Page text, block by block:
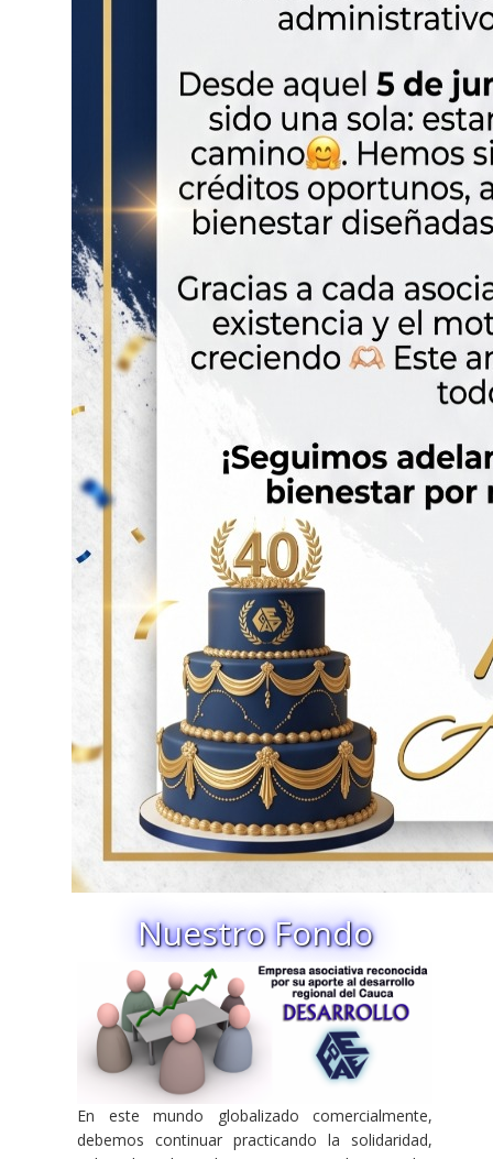
Nuestro Fondo
En este mundo globalizado comercialmente,
debemos continuar practicando la solidaridad,